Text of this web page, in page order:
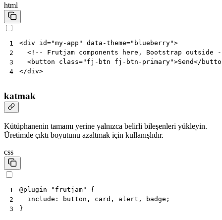
html
1
2
3
4
<div id="my-app" data-theme="blueberry">
<!-- Frutjam components here, Bootstrap outside
<button class="fj-btn fj-btn-primary">Send</
</div>
katmak
Kütüphanenin tamamı yerine yalnızca belirli bileşenleri yükleyin.
Üretimde çıktı boyutunu azaltmak için kullanışlıdır.
css
1
2
3
@plugin "frutjam"
{
include : button , card , alert , badge ;
}